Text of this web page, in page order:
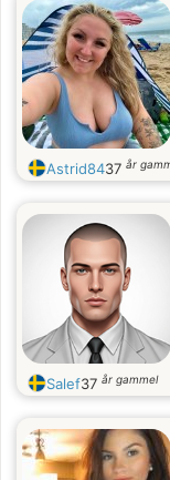
Astrid8437 år
Salef37 år gammel